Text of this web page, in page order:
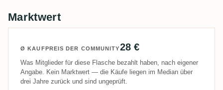
Marktwert
Ø KAUFPREIS DER COMMUNITY28 €
Was Mitglieder für diese Flasche bezahlt haben, nach eigener
Angabe. Kein Marktwert — die Käufe liegen im Median über
drei Jahre zurück und sind ungeprüft.